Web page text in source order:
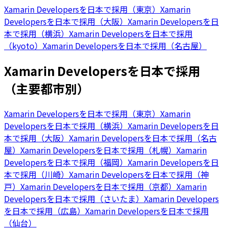
Xamarin Developersを日本で採用（東京） Xamarin
Developersを日本で採用（大阪） Xamarin Developersを日
本で採用（横浜） Xamarin Developersを日本で採用
（kyoto） Xamarin Developersを日本で採用（名古屋）
Xamarin Developersを日本で採用
（主要都市別）
Xamarin Developersを日本で採用（東京） Xamarin
Developersを日本で採用（横浜） Xamarin Developersを日
本で採用（大阪） Xamarin Developersを日本で採用（名古
屋） Xamarin Developersを日本で採用（札幌） Xamarin
Developersを日本で採用（福岡） Xamarin Developersを日
本で採用（川崎） Xamarin Developersを日本で採用（神
戸） Xamarin Developersを日本で採用（京都） Xamarin
Developersを日本で採用（さいたま） Xamarin Developers
を日本で採用（広島） Xamarin Developersを日本で採用
（仙台）